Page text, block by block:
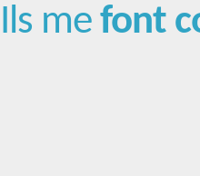
Ils me font